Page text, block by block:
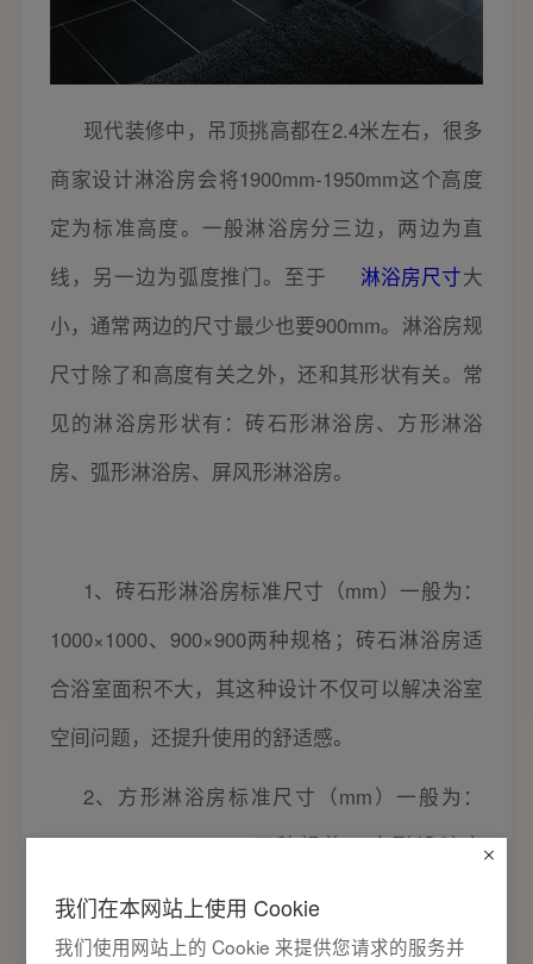
现代装修中，吊顶挑高都在2.4米左右，很多
商家设计淋浴房会将1900mm-1950mm这个高度
定为标准高度。一般淋浴房分三边，两边为直
线，另一边为弧度推门。至于
淋浴房尺寸大
小，通常两边的尺寸最少也要900mm。淋浴房规
尺寸除了和高度有关之外，还和其形状有关。常
见的淋浴房形状有：砖石形淋浴房、方形淋浴
房、弧形淋浴房、屏风形淋浴房。
1、砖石形淋浴房标准尺寸（mm）一般为：
1000×1000、900×900两种规格；砖石淋浴房适
合浴室面积不大，其这种设计不仅可以解决浴室
空间问题，还提升使用的舒适感。
2、方形淋浴房标准尺寸（mm）一般为：
900×900、1000×1000两种规格；方形设计空
间，不仅看起来空间充足，且方形设计更容易清
洗。
我们在本网站上使用 Cookie
我们使用网站上的 Cookie 来提供您请求的服务并